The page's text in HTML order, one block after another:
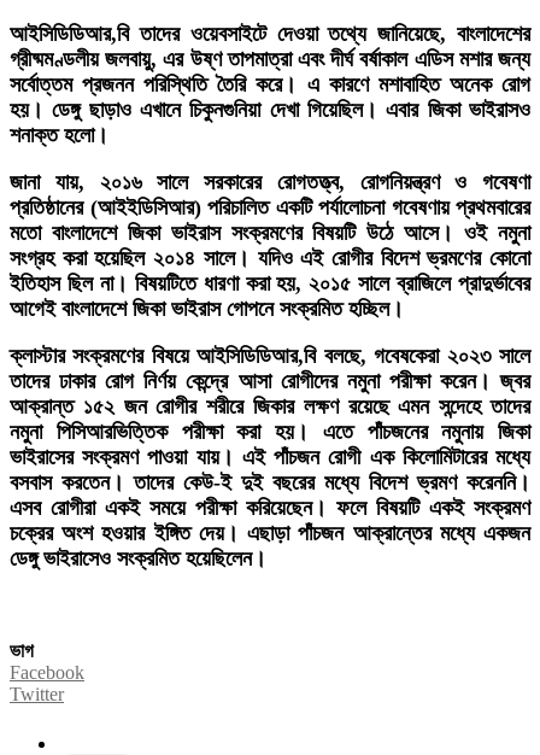
আইসিডিডিআর,বি তাদের ওয়েবসাইটে দেওয়া তথ্যে জানিয়েছে, বাংলাদেশের
গ্রীষ্মমণ্ডলীয় জলবায়ু, এর উষ্ণ তাপমাত্রা এবং দীর্ঘ বর্ষাকাল এডিস মশার জন্য
সর্বোত্তম প্রজনন পরিস্থিতি তৈরি করে। এ কারণে মশাবাহিত অনেক রোগ
হয়। ডেঙ্গু ছাড়াও এখানে চিকুনগুনিয়া দেখা গিয়েছিল। এবার জিকা ভাইরাসও
শনাক্ত হলো।
জানা যায়, ২০১৬ সালে সরকারের রোগতত্ত্ব, রোগনিয়ন্ত্রণ ও গবেষণা
প্রতিষ্ঠানের (আইইডিসিআর) পরিচালিত একটি পর্যালোচনা গবেষণায় প্রথমবারের
মতো বাংলাদেশে জিকা ভাইরাস সংক্রমণের বিষয়টি উঠে আসে। ওই নমুনা
সংগ্রহ করা হয়েছিল ২০১৪ সালে। যদিও এই রোগীর বিদেশ ভ্রমণের কোনো
ইতিহাস ছিল না। বিষয়টিতে ধারণা করা হয়, ২০১৫ সালে ব্রাজিলে প্রাদুর্ভাবের
আগেই বাংলাদেশে জিকা ভাইরাস গোপনে সংক্রমিত হচ্ছিল।
ক্লাস্টার সংক্রমণের বিষয়ে আইসিডিডিআর,বি বলছে, গবেষকেরা ২০২৩ সালে
তাদের ঢাকার রোগ নির্ণয় কেন্দ্রে আসা রোগীদের নমুনা পরীক্ষা করেন। জ্বর
আক্রান্ত ১৫২ জন রোগীর শরীরে জিকার লক্ষণ রয়েছে এমন সন্দেহে তাদের
নমুনা পিসিআরভিত্তিক পরীক্ষা করা হয়। এতে পাঁচজনের নমুনায় জিকা
ভাইরাসের সংক্রমণ পাওয়া যায়। এই পাঁচজন রোগী এক কিলোমিটারের মধ্যে
বসবাস করতেন। তাদের কেউ-ই দুই বছরের মধ্যে বিদেশ ভ্রমণ করেননি।
এসব রোগীরা একই সময়ে পরীক্ষা করিয়েছেন। ফলে বিষয়টি একই সংক্রমণ
চক্রের অংশ হওয়ার ইঙ্গিত দেয়। এছাড়া পাঁচজন আক্রান্তের মধ্যে একজন
ডেঙ্গু ভাইরাসেও সংক্রমিত হয়েছিলেন।
ভাগ
Facebook
Twitter